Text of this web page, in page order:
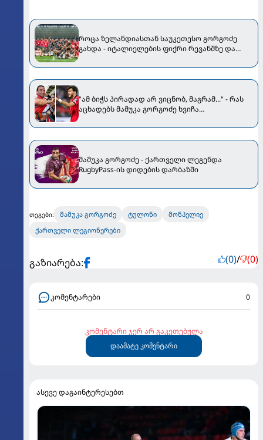
როცა ზელანდიასთან საუკეთესო გორგოძე
გახდა - იტალიელების ფიქრი რევანშზე და
"ამ ბიჭს პირადად არ ვიცნობ, მაგრამ..." - რას
აცხადებს მამუკა გორგოძე ხვიჩა
მამუკა გორგოძე - ქართველი ლეგენდა
RugbyPass-ის დიდების დარბაზში
თეგები: მამუკა გორგოძე ტულონი
მონპელიე
ქართველი ლეგიონერები
გაზიარება: (0)/ (0)
კომენტარები 0
კომენტარი ჯერ არ გაკეთებულა
დაამატე კომენტარი
ასევე დაგაინტერესებთ